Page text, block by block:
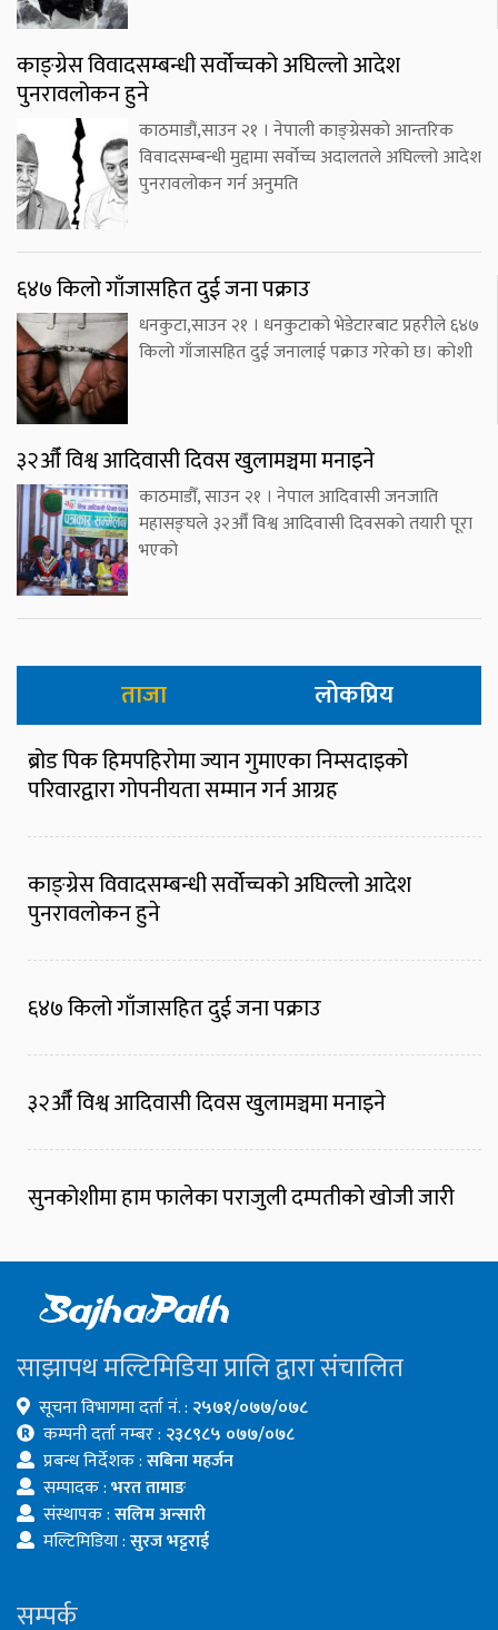
काङ्ग्रेस विवादसम्बन्धी सर्वोच्चको अघिल्लो आदेश
पुनरावलोकन हुने
काठमाडौं,साउन २१ । नेपाली काङ्ग्रेसको आन्तरिक
विवादसम्बन्धी मुद्दामा सर्वोच्च अदालतले अघिल्लो आदेश
पुनरावलोकन गर्न अनुमति
६४७ किलो गाँजासहित दुई जना पक्राउ
धनकुटा,साउन २१ । धनकुटाको भेडेटारबाट प्रहरीले ६४७
किलो गाँजासहित दुई जनालाई पक्राउ गरेको छ। कोशी
३२औँ विश्व आदिवासी दिवस खुलामञ्चमा मनाइने
काठमाडौँ, साउन २१ । नेपाल आदिवासी जनजाति
महासङ्घले ३२औँ विश्व आदिवासी दिवसको तयारी पूरा
भएको
ताजा लोकप्रिय
ब्रोड पिक हिमपहिरोमा ज्यान गुमाएका निम्सदाइको
परिवारद्वारा गोपनीयता सम्मान गर्न आग्रह
काङ्ग्रेस विवादसम्बन्धी सर्वोच्चको अघिल्लो आदेश
पुनरावलोकन हुने
६४७ किलो गाँजासहित दुई जना पक्राउ
३२औँ विश्व आदिवासी दिवस खुलामञ्चमा मनाइने
सुनकोशीमा हाम फालेका पराजुली दम्पतीको खोजी जारी
साझापथ मल्टिमिडिया प्रालि द्वारा संचालित
सूचना विभागमा दर्ता नं. : २५७१/०७७/०७८
कम्पनी दर्ता नम्बर : २३८९८५ ०७७/०७८
प्रबन्ध निर्देशक :सबिना महर्जन
सम्पादक :भरत तामाङ
संस्थापक :सलिम अन्सारी
मल्टिमिडिया :सुरज भट्टराई
सम्पर्क